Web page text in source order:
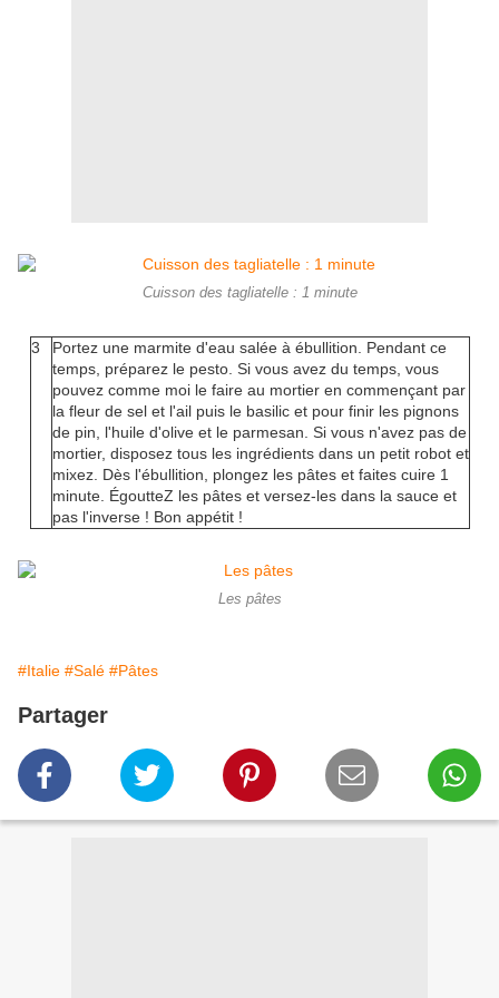
Cuisson des tagliatelle : 1 minute
3
Portez une marmite d'eau salée à ébullition. Pendant ce
temps, préparez le pesto. Si vous avez du temps, vous
pouvez comme moi le faire au mortier en commençant par
la fleur de sel et l'ail puis le basilic et pour finir les pignons
de pin, l'huile d'olive et le parmesan. Si vous n'avez pas de
mortier, disposez tous les ingrédients dans un petit robot et
mixez. Dès l'ébullition, plongez les pâtes et faites cuire 1
minute. ÉgoutteZ les pâtes et versez-les dans la sauce et
pas l'inverse ! Bon appétit !
Les pâtes
#Italie #Salé #Pâtes
Partager